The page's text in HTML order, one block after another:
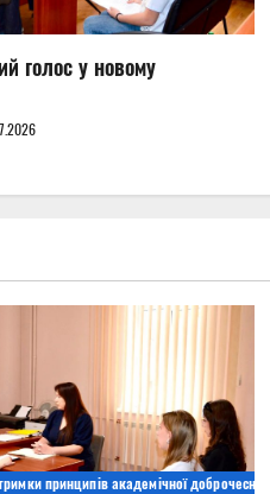
голос у новому
принципів академічної доброчесності